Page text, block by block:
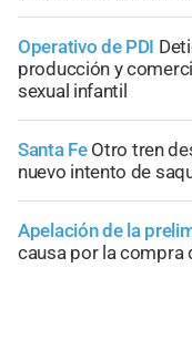
Operativo de PDI
producción y
sexual infantil
Santa Fe Otro tren
nuevo intento de
Apelación de la
causa por la compra